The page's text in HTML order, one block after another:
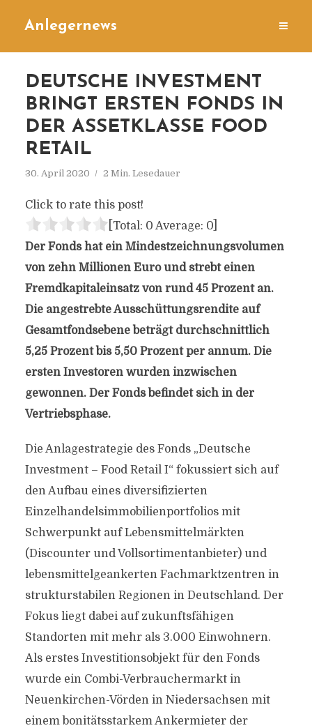
Anlegernews
DEUTSCHE INVESTMENT
BRINGT ERSTEN FONDS IN
DER ASSETKLASSE FOOD
RETAIL
30. April 2020 2 Min. Lesedauer
Click to rate this post!
[Total: 0 Average: 0]
Der Fonds hat ein Mindestzeichnungsvolumen
von zehn Millionen Euro und strebt einen
Fremdkapitaleinsatz von rund 45 Prozent an.
Die angestrebte Ausschüttungsrendite auf
Gesamtfondsebene beträgt durchschnittlich
5,25 Prozent bis 5,50 Prozent per annum. Die
ersten Investoren wurden inzwischen
gewonnen. Der Fonds befindet sich in der
Vertriebsphase.
Die Anlagestrategie des Fonds „Deutsche
Investment – Food Retail I“ fokussiert sich auf
den Aufbau eines diversifizierten
Einzelhandelsimmobilienportfolios mit
Schwerpunkt auf Lebensmittelmärkten
(Discounter und Vollsortimentanbieter) und
lebensmittelgeankerten Fachmarktzentren in
strukturstabilen Regionen in Deutschland. Der
Fokus liegt dabei auf zukunftsfähigen
Standorten mit mehr als 3.000 Einwohnern.
Als erstes Investitionsobjekt für den Fonds
wurde ein Combi-Verbrauchermarkt in
Neuenkirchen-Vörden in Niedersachsen mit
einem bonitätsstarkem Ankermieter der